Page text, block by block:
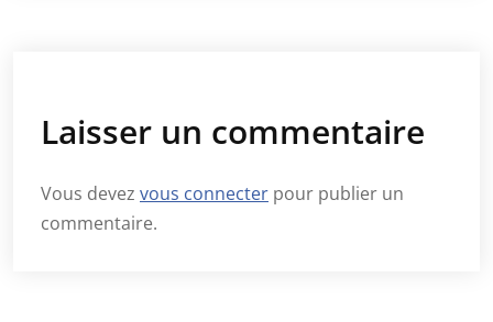
Laisser un commentaire
Vous devez vous connecter pour publier un
commentaire.